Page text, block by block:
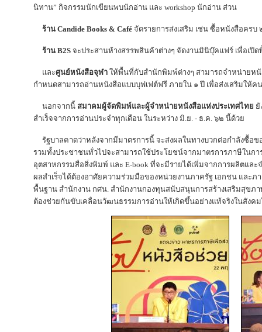
นิทาน” กิจกรรมนักเขียนพบนักอ่าน และ workshop นักอ่าน ส่วน
ร้าน Candide Books & Caféจัดรายการส่งเสริม เช่น ซื้อหนังสือครบ
ร้าน B2Sจะประสานห้างสรรพสินค้าต่างๆ จัดงานมินิบุ๊คแฟร์ เพื่อเ
และศูนย์หนังสือจุฬาให้พื้นที่กับสำนักพิมพ์ต่างๆ สามารถจำหน่ายหนั
กำหนดสามารถอ่านหนังสือแบบบุฟเฟต์ฟรี ภายใน ๑ ปี เพื่อส่งเสริมให้
นอกจากนี้ สมาคมผู้จัดพิมพ์และผู้จำหน่ายหนังสือแห่งประเทศไทย ยั
สําเร็จจากการอ่านประจำทุกเดือน ในระหว่าง มิ.ย. - ธ.ค. ๖๒ นี้ด้วย
รัฐบาลคาดว่าหลังจากมีมาตรการนี้ จะส่งผลในทางบวกต่อกำลังซื้อ
รวมทั้งประชาชนทั่วไปจะสามารถใช้ประโยชน์จากมาตรการภาษีในก
อุตสาหกรรมสื่อสิ่งพิมพ์ และ E-book ที่จะมีรายได้เพิ่มจากการผลิตแล
ผลสำเร็จได้ต้องอาศัยความร่วมมือของหน่วยงานภาครัฐ เอกชน แล
พื้นฐาน สำนักงาน กศน. สำนักงานกองทุนสนับสนุนการสร้างเสริมสุข
ต้องช่วยกันขับเคลื่อนวัฒนธรรมการอ่านให้เกิดขึ้นอย่างแท้จริงในสังค